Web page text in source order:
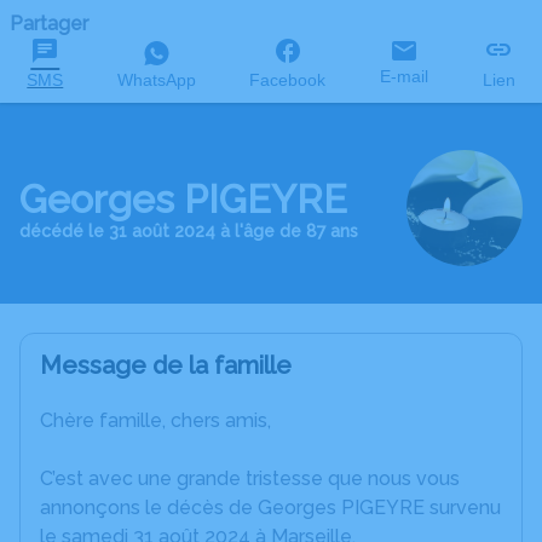
Partager
SMS WhatsApp Facebook E-mail Lien
Georges PIGEYRE
décédé le 31 août 2024 à l'âge de 87 ans
Message de la famille
Chère famille, chers amis,
C’est avec une grande tristesse que nous vous
annonçons le décès de Georges PIGEYRE survenu
le samedi 31 août 2024 à Marseille.